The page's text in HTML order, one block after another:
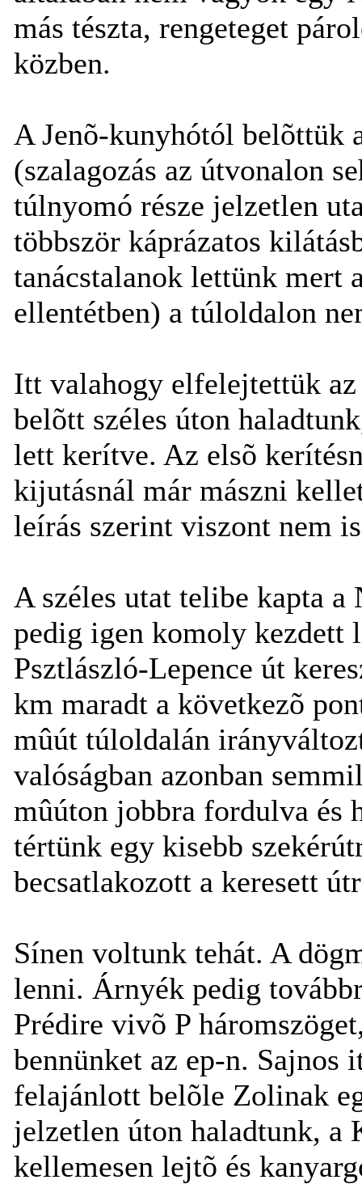
más tészta, rengeteget
közben.
A Jenõ-kunyhótól belõttük
(szalagozás az útvonalon
túlnyomó része jelzetlen
többször káprázatos
tanácstalanok lettünk mert
ellentétben) a túloldalon
Itt valahogy elfelejtettük
belõtt széles úton
lett kerítve. Az elsõ
kijutásnál már mászni
leírás szerint viszont nem
A széles utat telibe kapta a
pedig igen komoly kezdett
Psztlászló-Lepence út
km maradt a következõ
mûút túloldalán
valóságban azonban
mûúton jobbra fordulva és
tértünk egy kisebb
becsatlakozott a keresett
Sínen voltunk tehát. A
lenni. Árnyék pedig
Prédire vivõ P
bennünket az ep-n. Sajnos
felajánlott belõle Zolinak
jelzetlen úton haladtunk,
kellemesen lejtõ és